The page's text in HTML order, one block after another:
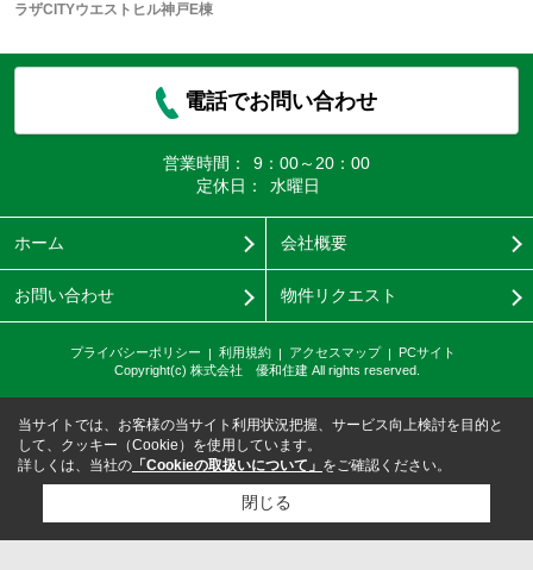
ラザCITYウエストヒル神戸E棟
電話でお問い合わせ
営業時間：
9：00～20：00
定休日：
水曜日
ホーム 会社概要
お問い合わせ 物件リクエスト
プライバシーポリシー 利用規約 アクセスマップ
PCサイト
Copyright(c) 株式会社 優和住建 All rights reserved.
当サイトでは、お客様の当サイト利用状況把握、サービス向上検討を目的と
して、クッキー（Cookie）を使用しています。
詳しくは、当社の 「Cookieの取扱いについて」 をご確認ください。
閉じる